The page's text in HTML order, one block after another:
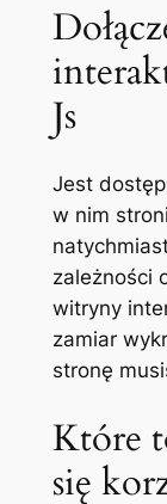
Js
Jest
w nim
zależności
witryny
zamiar
stronę
Które
się